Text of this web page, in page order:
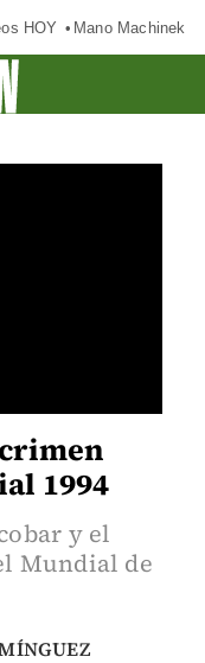
HOY Mano Machinek
1994
y el
Mundial de